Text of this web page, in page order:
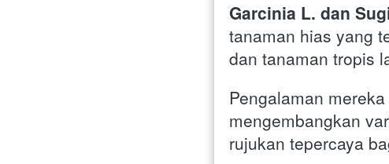
Garcinia L. dan
tanaman hias yang
dan tanaman tropis
Pengalaman
mengembangkan
rujukan tepercaya